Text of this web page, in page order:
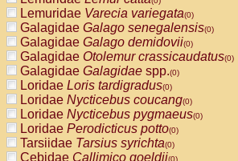
Lemuridae Varecia variegata(0)
Galagidae Galago senegalensis(0)
Galagidae Galago demidovii(0)
Galagidae Otolemur crassicaudatus(0)
Galagidae Galagidae spp.(0)
Loridae Loris tardigradus(0)
Loridae Nycticebus coucang(0)
Loridae Nycticebus pygmaeus(0)
Loridae Perodicticus potto(0)
Tarsiidae Tarsius syrichta(0)
Cebidae Callimico goeldii(0)